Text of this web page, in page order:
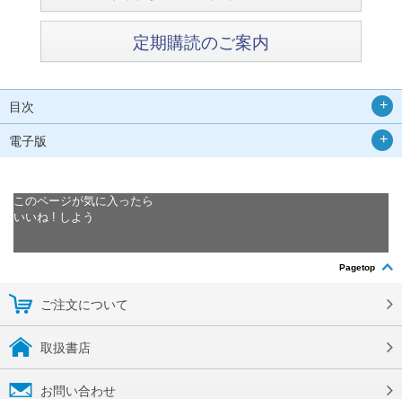
定期購読のご案内
目次
電子版
このページが気に入ったら
いいね ! しよう
Pagetop
ご注文について
取扱書店
お問い合わせ